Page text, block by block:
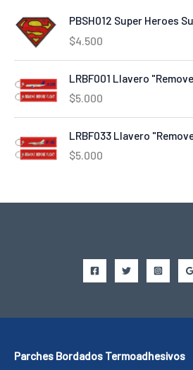
PBSH012 Super Heroes
$4.500
LRBF001 Llavero
$5.000
LRBF033 Llavero
$5.000
Parches Bordados Termoadhesivos